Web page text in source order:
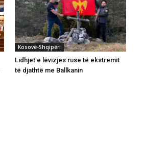
Kosovë-Shqipëri
Lidhjet e lëvizjes ruse të ekstremit
të djathtë me Ballkanin